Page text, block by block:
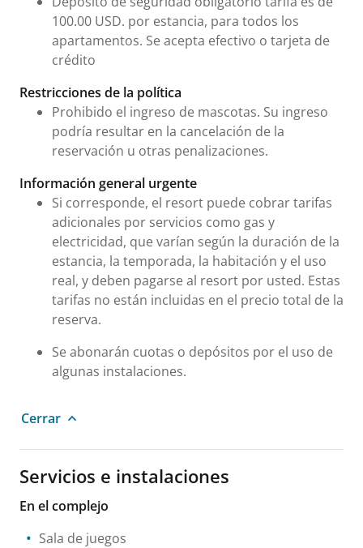
100.00 USD. por estancia, para todos los
apartamentos. Se acepta efectivo o tarjeta de
crédito
Restricciones de la política
Prohibido el ingreso de mascotas. Su ingreso
podría resultar en la cancelación de la
reservación u otras penalizaciones.
Información general urgente
Si corresponde, el resort puede cobrar tarifas
adicionales por servicios como gas y
electricidad, que varían según la duración de la
estancia, la temporada, la habitación y el uso
real, y deben pagarse al resort por usted. Estas
tarifas no están incluidas en el precio total de la
reserva.
Se abonarán cuotas o depósitos por el uso de
algunas instalaciones.
Cerrar
Servicios e instalaciones
En el complejo
Sala de juegos